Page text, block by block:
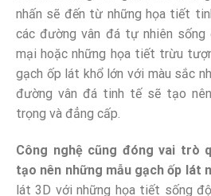
nhấn sẽ đến từ những họa tiết
các đường vân đá tự nhiên sống
mại hoặc những họa tiết trừu
gạch ốp lát khổ lớn với màu sắc
đường vân đá tinh tế sẽ tạo
trọng và đẳng cấp.
Công nghệ cũng đóng vai trò
tạo nên những mẫu gạch ốp lát
lát 3D với những họa tiết sống